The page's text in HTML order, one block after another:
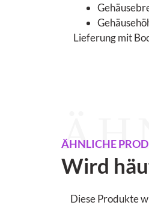
Lieferung mit
ÄHNLICHE
Wird
Diese Produkte